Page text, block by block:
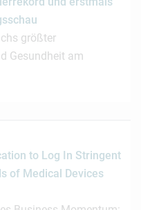
größter
Gesundheit am
to Log In Stringent
of Medical Devices